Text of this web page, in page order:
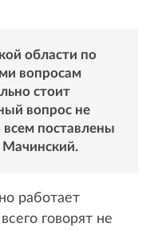
области по
вопросам
стоит
вопрос не
всем поставлены
Мачинский.
работает
говорят не